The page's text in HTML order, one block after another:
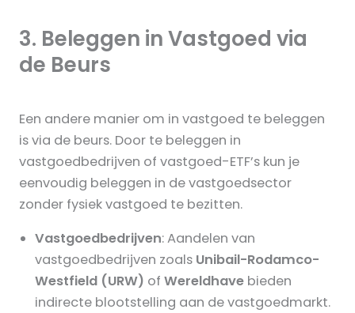
3. Beleggen in Vastgoed via
de Beurs
Een andere manier om in vastgoed te beleggen
is via de beurs. Door te beleggen in
vastgoedbedrijven of vastgoed-ETF’s kun je
eenvoudig beleggen in de vastgoedsector
zonder fysiek vastgoed te bezitten.
Vastgoedbedrijven: Aandelen van
vastgoedbedrijven zoals Unibail-Rodamco-
Westfield (URW) of Wereldhave bieden
indirecte blootstelling aan de vastgoedmarkt.